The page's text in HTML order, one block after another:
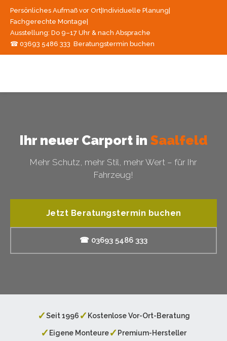
Persönliches Aufmaß vor Ort Individuelle Planung
Fachgerechte Montage
Ausstellung: Do 9–17 Uhr & nach Absprache
☎ 03693 5486 333 Beratungstermin buchen
Ihr neuer Carport in Saalfeld
Mehr Schutz, mehr Stil, mehr Wert – für Ihr
Fahrzeug!
Jetzt Beratungstermin buchen
☎ 03693 5486 333
✓Seit 1996 ✓ Kostenlose Vor-Ort-Beratung
✓ Eigene Monteure✓ Premium-Hersteller